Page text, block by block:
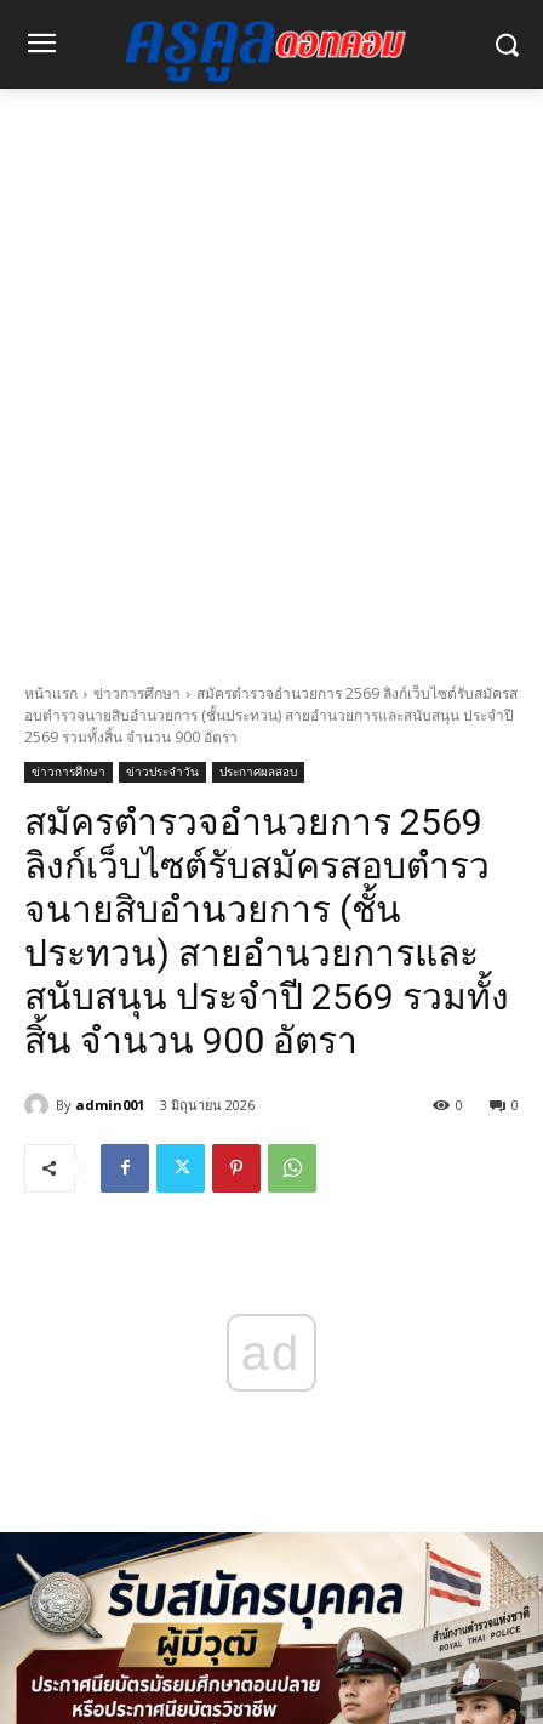
หน้าแรก ข่าวการศึกษา
สมัครตํารวจอํานวยการ 2569 ลิงก์เว็บไซต์รับสมัครส
อบตํารวจนายสิบอํานวยการ (ชั้นประทวน) สายอำนวยการและสนับสนุน ประจำปี
2569 รวมทั้งสิ้น จำนวน 900 อัตรา
ข่าวการศึกษา ข่าวประจำวัน ประกาศผลสอบ
สมัครตํารวจอํานวยการ 2569
ลิงก์เว็บไซต์รับสมัครสอบตํารว
จนายสิบอํานวยการ (ชั้น
ประทวน) สายอำนวยการและ
สนับสนุน ประจำปี 2569 รวมทั้ง
สิ้น จำนวน 900 อัตรา
By admin001 3 มิถุนายน 2026 0
0
ad